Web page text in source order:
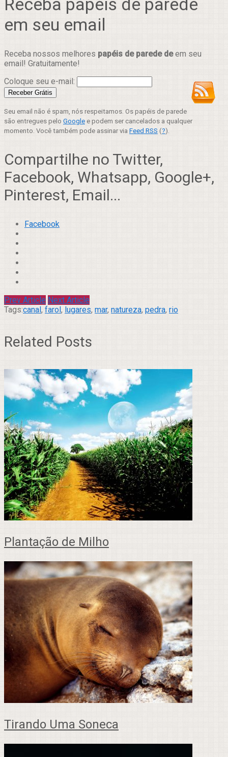
em seu email
Receba nossos melhores papéis de parede deem seu
email! Gratuitamente!
Coloque seu e-mail:
Seu email não é spam, nós respeitamos. Os papéis de parede
são entregues pelo Google e podem ser cancelados a qualquer
momento. Você também pode assinar via Feed RSS (?).
Compartilhe no Twitter,
Facebook, Whatsapp, Google+,
Pinterest, Email...
Facebook
Prev Article Next Article
Tags:canal, farol, lugares, mar, natureza, pedra, rio
Related Posts
Plantação de Milho
Tirando Uma Soneca